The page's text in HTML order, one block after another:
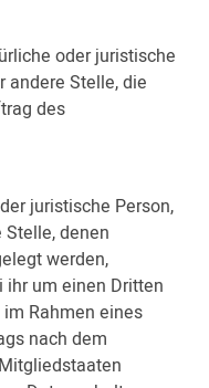
oder juristische
andere Stelle, die
des
juristische Person,
Stelle, denen
werden,
ihr um einen Dritten
Rahmen eines
nach dem